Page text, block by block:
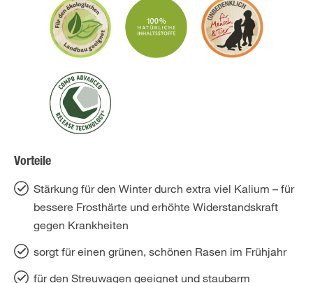
Vorteile
Stärkung für den Winter durch extra viel Kalium – für
bessere Frosthärte und erhöhte Widerstandskraft
gegen Krankheiten
sorgt für einen grünen, schönen Rasen im Frühjahr
für den Streuwagen geeignet und staubarm